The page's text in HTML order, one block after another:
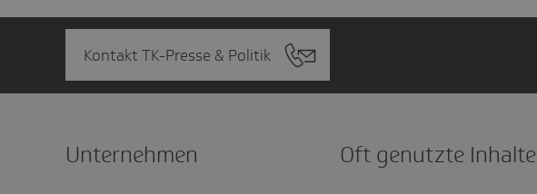
Kontakt TK-Presse & Politik
Unter­nehmen Oft genutzte Inhalte